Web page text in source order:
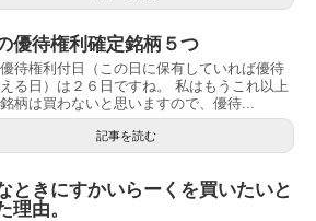
優待権利確定銘柄５つ
待権利付日（この日に保有していれば優待
る日）は２６日ですね。 私はもうこれ以上
柄は買わないと思いますので、優待...
記事を読む
ときにすかいらーくを買いたいと
理由。